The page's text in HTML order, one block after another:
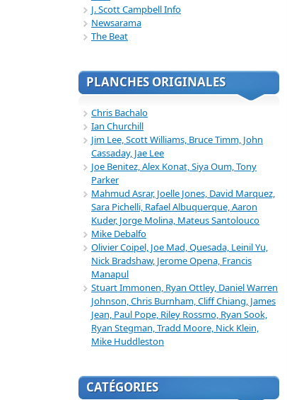
J. Scott Campbell Info
Newsarama
The Beat
PLANCHES ORIGINALES
Chris Bachalo
Ian Churchill
Jim Lee, Scott Williams, Bruce Timm, John
Cassaday, Jae Lee
Joe Benitez, Alex Konat, Siya Oum, Tony
Parker
Mahmud Asrar, Joelle Jones, David Marquez,
Sara Pichelli, Rafael Albuquerque, Aaron
Kuder, Jorge Molina, Mateus Santolouco
Mike Debalfo
Olivier Coipel, Joe Mad, Quesada, Leinil Yu,
Nick Bradshaw, Jerome Opena, Francis
Manapul
Stuart Immonen, Ryan Ottley, Daniel Warren
Johnson, Chris Burnham, Cliff Chiang, James
Jean, Paul Pope, Riley Rossmo, Ryan Sook,
Ryan Stegman, Tradd Moore, Nick Klein,
Mike Huddleston
CATÉGORIES